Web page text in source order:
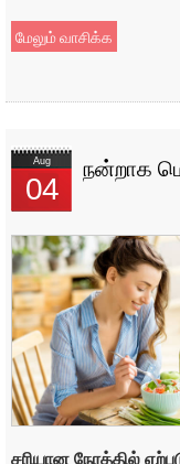
மேலும் வாசிக்க
Aug
04
நன்றாக
சரியான நேரத்தில்